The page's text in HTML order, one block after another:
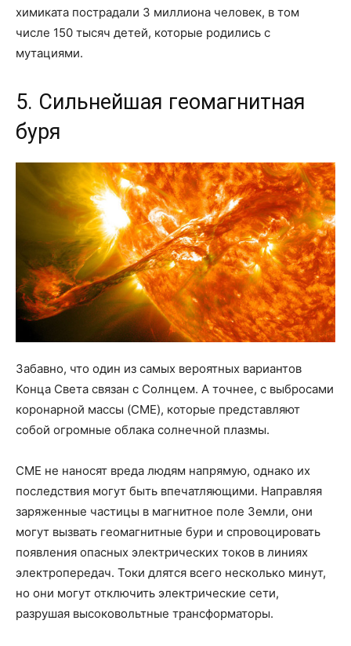
химиката пострадали 3 миллиона человек, в том
числе 150 тысяч детей, которые родились с
мутациями.
5. Сильнейшая геомагнитная
буря
Забавно, что один из самых вероятных вариантов
Конца Света связан с Солнцем. А точнее, с выбросами
коронарной массы (CME), которые представляют
собой огромные облака солнечной плазмы.
CME не наносят вреда людям напрямую, однако их
последствия могут быть впечатляющими. Направляя
заряженные частицы в магнитное поле Земли, они
могут вызвать геомагнитные бури и спровоцировать
появления опасных электрических токов в линиях
электропередач. Токи длятся всего несколько минут,
но они могут отключить электрические сети,
разрушая высоковольтные трансформаторы.